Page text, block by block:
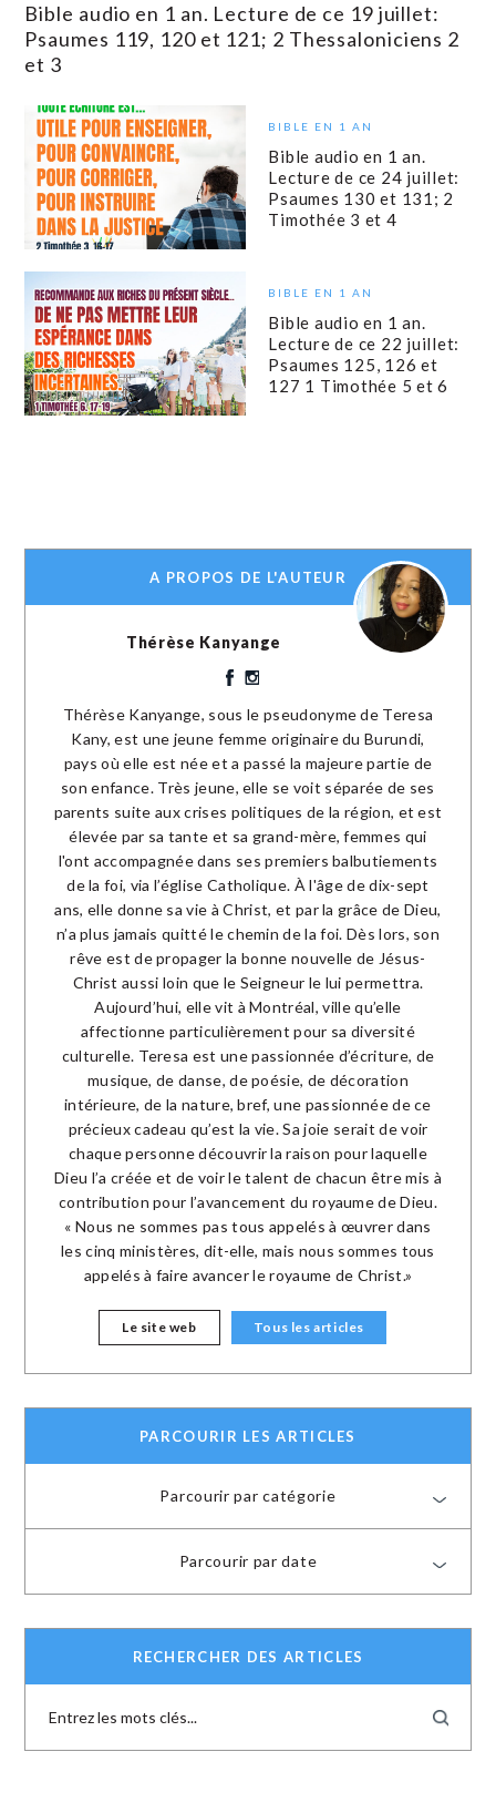
Bible audio en 1 an. Lecture de ce 19 juillet:
Psaumes 119, 120 et 121; 2 Thessaloniciens 2
et 3
BIBLE EN 1 AN
Bible audio en 1 an.
Lecture de ce 24 juillet:
Psaumes 130 et 131; 2
Timothée 3 et 4
BIBLE EN 1 AN
Bible audio en 1 an.
Lecture de ce 22 juillet:
Psaumes 125, 126 et
127 1 Timothée 5 et 6
A PROPOS DE L'AUTEUR
Thérèse Kanyange
Thérèse Kanyange, sous le pseudonyme de Teresa
Kany, est une jeune femme originaire du Burundi,
pays où elle est née et a passé la majeure partie de
son enfance. Très jeune, elle se voit séparée de ses
parents suite aux crises politiques de la région, et est
élevée par sa tante et sa grand-mère, femmes qui
l'ont accompagnée dans ses premiers balbutiements
de la foi, via l’église Catholique. À l'âge de dix-sept
ans, elle donne sa vie à Christ, et par la grâce de Dieu,
n’a plus jamais quitté le chemin de la foi. Dès lors, son
rêve est de propager la bonne nouvelle de Jésus-
Christ aussi loin que le Seigneur le lui permettra.
Aujourd’hui, elle vit à Montréal, ville qu’elle
affectionne particulièrement pour sa diversité
culturelle. Teresa est une passionnée d’écriture, de
musique, de danse, de poésie, de décoration
intérieure, de la nature, bref, une passionnée de ce
précieux cadeau qu’est la vie. Sa joie serait de voir
chaque personne découvrir la raison pour laquelle
Dieu l’a créée et de voir le talent de chacun être mis à
contribution pour l’avancement du royaume de Dieu.
« Nous ne sommes pas tous appelés à œuvrer dans
les cinq ministères, dit-elle, mais nous sommes tous
appelés à faire avancer le royaume de Christ.»
Le site web Tous les articles
PARCOURIR LES ARTICLES
Parcourir par catégorie
Parcourir par date
RECHERCHER DES ARTICLES